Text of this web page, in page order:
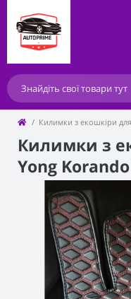
Килимки з екошкіри
Килимки з
Yong